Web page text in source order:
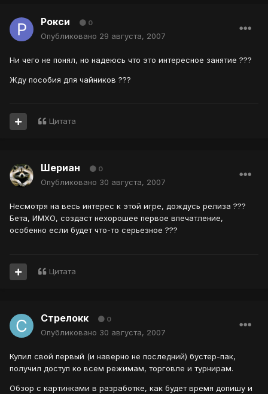
Рокси 0
Опубликовано 29 августа, 2007
Ни чего не понял, но надеюсь что это интересное занятие ???
Жду пособия для чайников ???
Цитата
Шериан 0
Опубликовано 30 августа, 2007
Несмотря на весь интерес к этой игре, дождусь релиза ???
Бета, ИМХО, создаст нехорошее первое впечатление,
особенно если будет что-то серьезное ???
Цитата
Стрелокк 0
Опубликовано 30 августа, 2007
Купил свой первый (и наверно не последний) бустер-пак,
получил доступ ко всем режимам, торговле и турнирам.
Обзор с картинками в разработке, как будет время допишу и